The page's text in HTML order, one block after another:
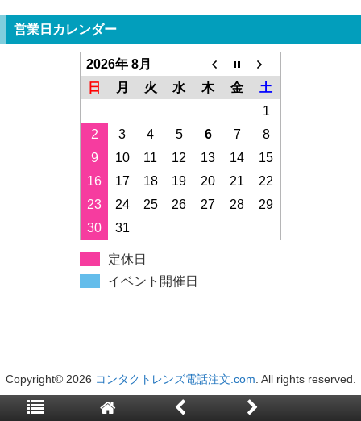
営業日カレンダー
2026年 8月
日
月 火 水 木 金
土
1
2
3 4 5 6 7
8
9
10 11 12 13 14
15
16
17 18 19 20 21
22
23
24 25 26 27 28
29
30
31
定休日
イベント開催日
Copyright© 2026 コンタクトレンズ電話注文.com . All rights reserved.